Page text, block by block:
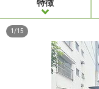
特徴
1 /15